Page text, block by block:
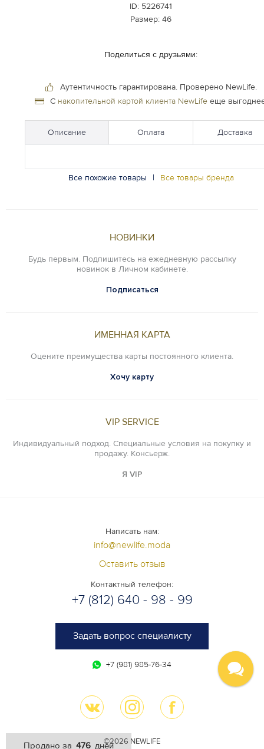
ID: 5226741
Размер: 46
Продано за 476 дней
Поделиться с друзьями:
Аутентичность гарантирована. Проверено NewLife.
С накопительной картой клиента NewLifeеще
Описание Оплата Доставка
Все похожие товары | Все товары бренда
НОВИНКИ
Будь первым. Подпишитесь на ежедневную рассылку
новинок в Личном кабинете.
Подписаться
ИМЕННАЯ КАРТА
Оцените преимущества карты постоянного клиента.
Хочу карту
VIP SERVICE
Индивидуальный подход. Специальные условия на покупку и
продажу. Консьерж.
Я VIP
Написать нам:
info@newlife.moda
Оставить отзыв
Контактный телефон:
+7 (812) 640 - 98 - 99
Задать вопрос специалисту
+7 (981) 985-76-34
©2026 NEWLIFE